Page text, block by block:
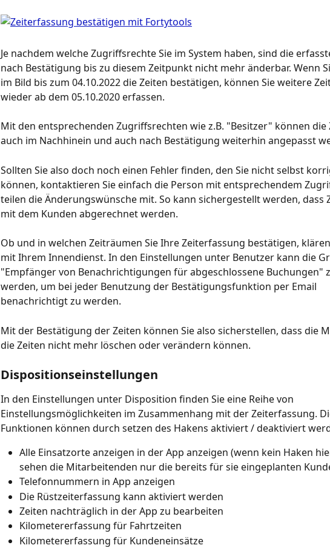
Je nachdem welche Zugriffsrechte Sie im System haben, sind die
nach Bestätigung bis zu diesem Zeitpunkt nicht mehr änderbar. Wenn
im Bild bis zum 04.10.2022 die Zeiten bestätigen, können Sie weitere
wieder ab dem 05.10.2020 erfassen.
Mit den entsprechenden Zugriffsrechten wie z.B. "Besitzer" können die
auch im Nachhinein und auch nach Bestätigung weiterhin angepasst
Sollten Sie also doch noch einen Fehler finden, den Sie nicht selbst
können, kontaktieren Sie einfach die Person mit entsprechendem
teilen die Änderungswünsche mit. So kann sichergestellt werden, dass
mit dem Kunden abgerechnet werden.
Ob und in welchen Zeiträumen Sie Ihre Zeiterfassung bestätigen,
mit Ihrem Innendienst. In den Einstellungen unter Benutzer kann die
"Empfänger von Benachrichtigungen für abgeschlossene Buchungen"
werden, um bei jeder Benutzung der Bestätigungsfunktion per Email
benachrichtigt zu werden.
Mit der Bestätigung der Zeiten können Sie also sicherstellen, dass die
die Zeiten nicht mehr löschen oder verändern können.
Dispositionseinstellungen
In den Einstellungen unter Disposition finden Sie eine Reihe von
Einstellungsmöglichkeiten im Zusammenhang mit der Zeiterfassung.
Funktionen können durch setzen des Hakens aktiviert / deaktiviert
Alle Einsatzorte anzeigen in der App anzeigen (wenn kein Haken
sehen die Mitarbeitenden nur die bereits für sie eingeplanten
Telefonnummern in App anzeigen
Die Rüstzeiterfassung kann aktiviert werden
Zeiten nachträglich in der App zu bearbeiten
Kilometererfassung für Fahrtzeiten
Kilometererfassung für Kundeneinsätze